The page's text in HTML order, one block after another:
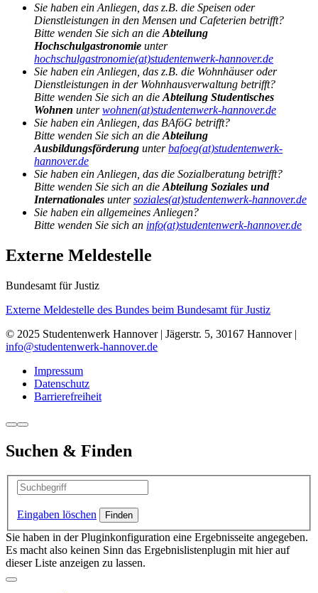
Sie haben ein Anliegen, das z.B. die Speisen oder
Dienstleistungen in den Mensen und Cafeterien betrifft?
Bitte wenden Sie sich an die Abteilung
Hochschulgastronomie unter
hochschulgastronomie(at)studentenwerk-hannover.de
Sie haben ein Anliegen, das z.B. die Wohnhäuser oder
Dienstleistungen in der Wohnhausverwaltung betrifft?
Bitte wenden Sie sich an die Abteilung Studentisches
Wohnen unterwohnen(at)studentenwerk-hannover.de
Sie haben ein Anliegen, das BAföG betrifft?
Bitte wenden Sie sich an die Abteilung
Ausbildungsförderung unterbafoeg(at)studentenwerk-
hannover.de
Sie haben ein Anliegen, das die Sozialberatung betrifft?
Bitte wenden Sie sich an die Abteilung Soziales und
Internationales untersoziales(at)studentenwerk-hannover.de
Sie haben ein allgemeines Anliegen?
Bitte wenden Sie sich an info(at)studentenwerk-hannover.de
Externe Meldestelle
Bundesamt für Justiz
Externe Meldestelle des Bundes beim Bundesamt für Justiz
© 2025 Studentenwerk Hannover | Jägerstr. 5, 30167 Hannover |
info@studentenwerk-hannover.de
Impressum
Datenschutz
Barrierefreiheit
Suchen & Finden
Eingaben löschen
Sie haben in der Pluginkonfiguration eine Ergebnisseite angegeben.
Es macht also keinen Sinn das Ergebnislistenplugin mit hier auf
dieser Liste anzeigen zu lassen.